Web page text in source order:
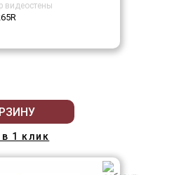
видеостены
в 1 клик